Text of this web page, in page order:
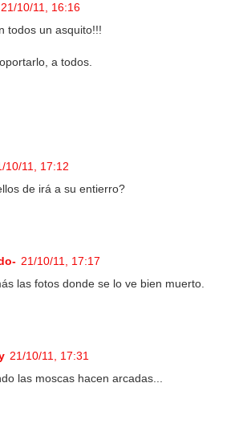
21/10/11, 16:16
todos un asquito!!!
a todos.
10/11, 17:12
de irá a su entierro?
21/10/11, 17:17
las fotos donde se lo ve bien muerto.
21/10/11, 17:31
las moscas hacen arcadas...